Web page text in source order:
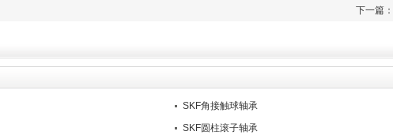
下一篇：
SKF角接触球轴承
SKF圆柱滚子轴承